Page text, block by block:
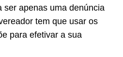
ser apenas uma denúncia
tem que usar os
para efetivar a sua